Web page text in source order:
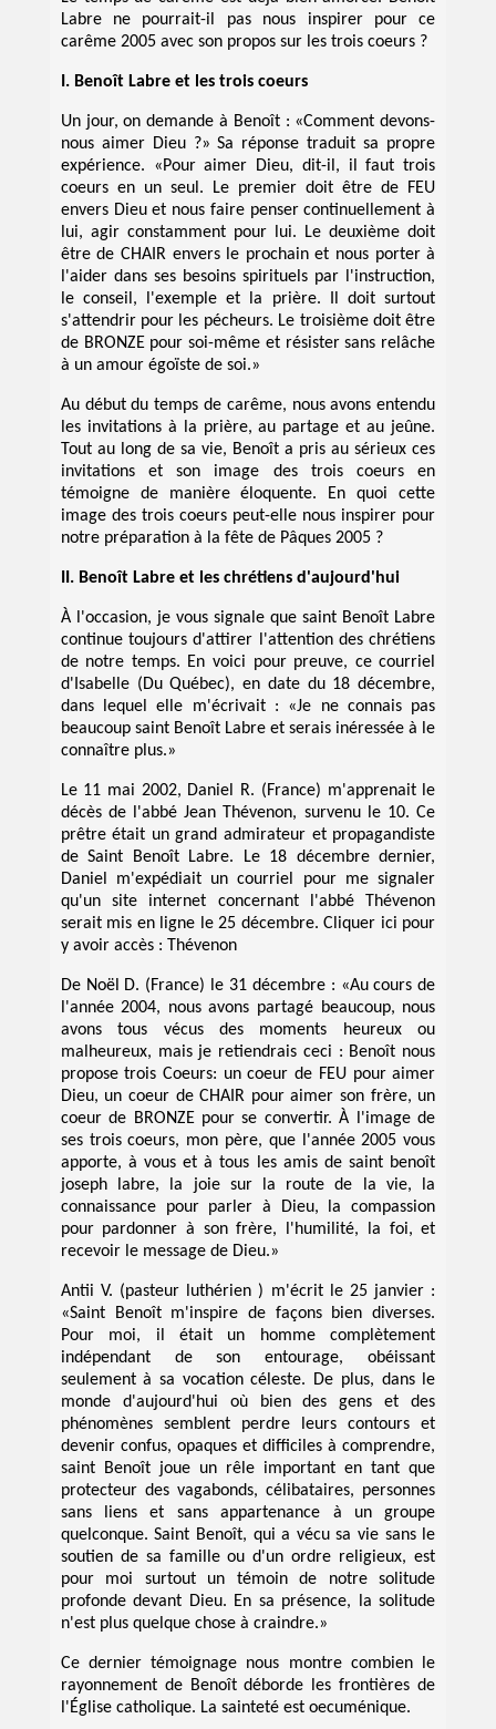
Labre ne pourrait-il pas nous inspirer pour ce
carême 2005 avec son propos sur les trois coeurs ?
I. Benoît Labre et les trois coeurs
Un jour, on demande à Benoît : «Comment devons-
nous aimer Dieu ?» Sa réponse traduit sa propre
expérience. «Pour aimer Dieu, dit-il, il faut trois
coeurs en un seul. Le premier doit être de FEU
envers Dieu et nous faire penser continuellement à
lui, agir constamment pour lui. Le deuxième doit
être de CHAIR envers le prochain et nous porter à
l'aider dans ses besoins spirituels par l'instruction,
le conseil, l'exemple et la prière. Il doit surtout
s'attendrir pour les pécheurs. Le troisième doit être
de BRONZE pour soi-même et résister sans relâche
à un amour égoïste de soi.»
Au début du temps de carême, nous avons entendu
les invitations à la prière, au partage et au jeûne.
Tout au long de sa vie, Benoît a pris au sérieux ces
invitations et son image des trois coeurs en
témoigne de manière éloquente. En quoi cette
image des trois coeurs peut-elle nous inspirer pour
notre préparation à la fête de Pâques 2005 ?
II. Benoît Labre et les chrétiens d'aujourd'hui
À l'occasion, je vous signale que saint Benoît Labre
continue toujours d'attirer l'attention des chrétiens
de notre temps. En voici pour preuve, ce courriel
d'Isabelle (Du Québec), en date du 18 décembre,
dans lequel elle m'écrivait : «Je ne connais pas
beaucoup saint Benoît Labre et serais inéressée à le
connaître plus.»
Le 11 mai 2002, Daniel R. (France) m'apprenait le
décès de l'abbé Jean Thévenon, survenu le 10. Ce
prêtre était un grand admirateur et propagandiste
de Saint Benoît Labre. Le 18 décembre dernier,
Daniel m'expédiait un courriel pour me signaler
qu'un site internet concernant l'abbé Thévenon
serait mis en ligne le 25 décembre. Cliquer ici pour
y avoir accès : Thévenon
De Noël D. (France) le 31 décembre : «Au cours de
l'année 2004, nous avons partagé beaucoup, nous
avons tous vécus des moments heureux ou
malheureux, mais je retiendrais ceci : Benoît nous
propose trois Coeurs: un coeur de FEU pour aimer
Dieu, un coeur de CHAIR pour aimer son frère, un
coeur de BRONZE pour se convertir. À l'image de
ses trois coeurs, mon père, que l'année 2005 vous
apporte, à vous et à tous les amis de saint benoît
joseph labre, la joie sur la route de la vie, la
connaissance pour parler à Dieu, la compassion
pour pardonner à son frère, l'humilité, la foi, et
recevoir le message de Dieu.»
Antii V. (pasteur luthérien ) m'écrit le 25 janvier :
«Saint Benoît m'inspire de façons bien diverses.
Pour moi, il était un homme complètement
indépendant de son entourage, obéissant
seulement à sa vocation céleste. De plus, dans le
monde d'aujourd'hui où bien des gens et des
phénomènes semblent perdre leurs contours et
devenir confus, opaques et difficiles à comprendre,
saint Benoît joue un rêle important en tant que
protecteur des vagabonds, célibataires, personnes
sans liens et sans appartenance à un groupe
quelconque. Saint Benoît, qui a vécu sa vie sans le
soutien de sa famille ou d'un ordre religieux, est
pour moi surtout un témoin de notre solitude
profonde devant Dieu. En sa présence, la solitude
n'est plus quelque chose à craindre.»
Ce dernier témoignage nous montre combien le
rayonnement de Benoît déborde les frontières de
l'Église catholique. La sainteté est oecuménique.